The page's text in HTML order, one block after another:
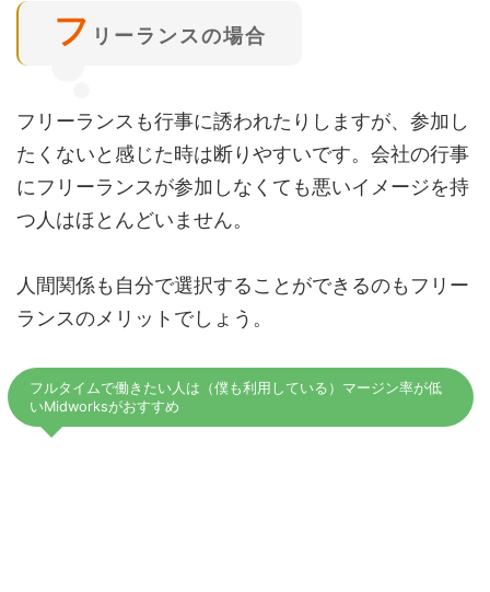
フ リーランスの場合
フリーランスも行事に誘われたりしますが、参加し
たくないと感じた時は断りやすいです。会社の行事
にフリーランスが参加しなくても悪いイメージを持
つ人はほとんどいません。
人間関係も自分で選択することができるのもフリー
ランスのメリットでしょう。
フルタイムで働きたい人は（僕も利用している）マージン率が低
いMidworksがおすすめ